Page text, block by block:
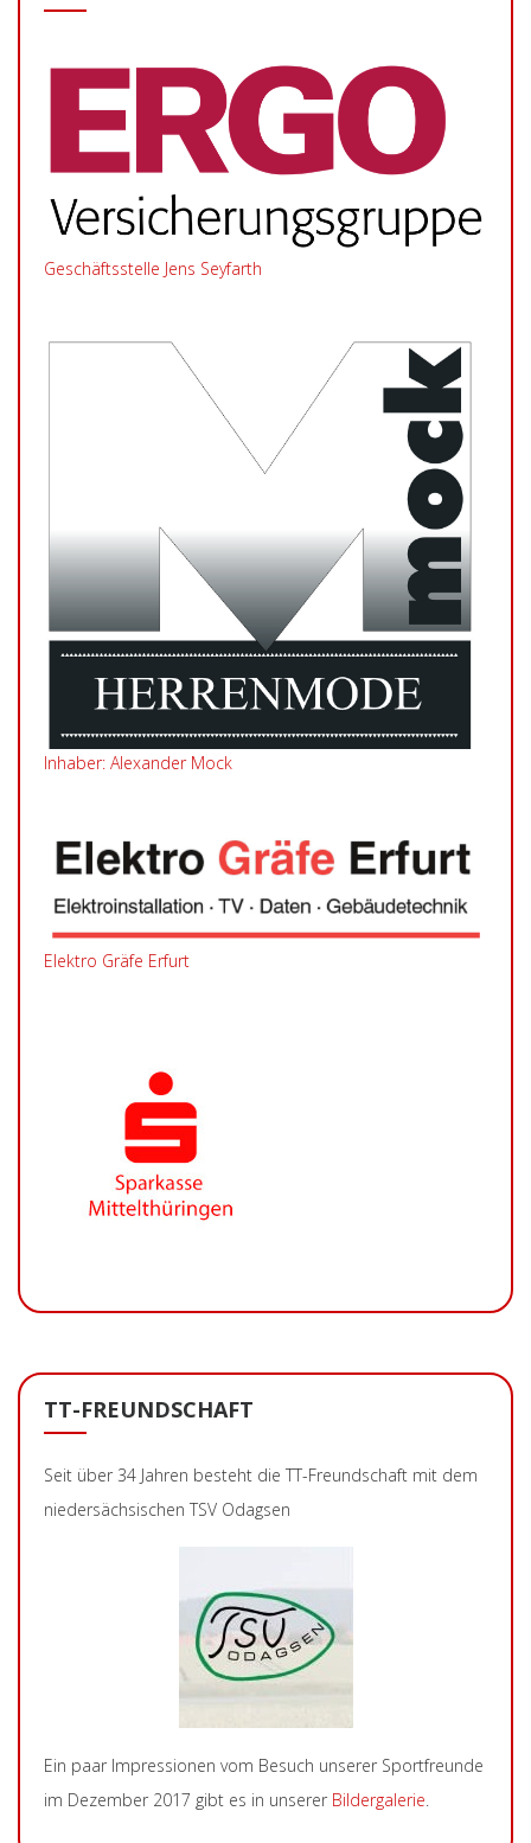
Geschäftsstelle Jens Seyfarth
Inhaber: Alexander Mock
Elektro Gräfe Erfurt
TT-FREUNDSCHAFT
Seit über 34 Jahren besteht die TT-Freundschaft mit dem
niedersächsischen TSV Odagsen
Ein paar Impressionen vom Besuch unserer Sportfreunde
im Dezember 2017 gibt es in unserer Bildergalerie.